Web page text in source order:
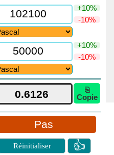
+10%
-10%
+10%
-10%
⎘
Copie
Pas
Réinitialiser 👍